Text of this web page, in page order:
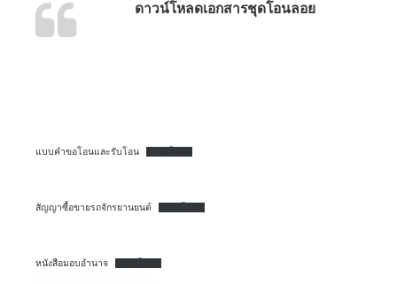
ดาวน์โหลดเอกสารชุดโอนลอย
แบบคำขอโอนและรับโอน
สัญญาซื้อขายรถจักรยานยนต์
หนังสือมอบอำนาจ